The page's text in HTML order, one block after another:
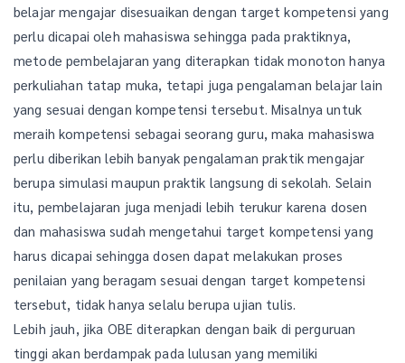
belajar mengajar disesuaikan dengan target kompetensi yang
perlu dicapai oleh mahasiswa sehingga pada praktiknya,
metode pembelajaran yang diterapkan tidak monoton hanya
perkuliahan tatap muka, tetapi juga pengalaman belajar lain
yang sesuai dengan kompetensi tersebut. Misalnya untuk
meraih kompetensi sebagai seorang guru, maka mahasiswa
perlu diberikan lebih banyak pengalaman praktik mengajar
berupa simulasi maupun praktik langsung di sekolah. Selain
itu, pembelajaran juga menjadi lebih terukur karena dosen
dan mahasiswa sudah mengetahui target kompetensi yang
harus dicapai sehingga dosen dapat melakukan proses
penilaian yang beragam sesuai dengan target kompetensi
tersebut, tidak hanya selalu berupa ujian tulis.
Lebih jauh, jika OBE diterapkan dengan baik di perguruan
tinggi akan berdampak pada lulusan yang memiliki